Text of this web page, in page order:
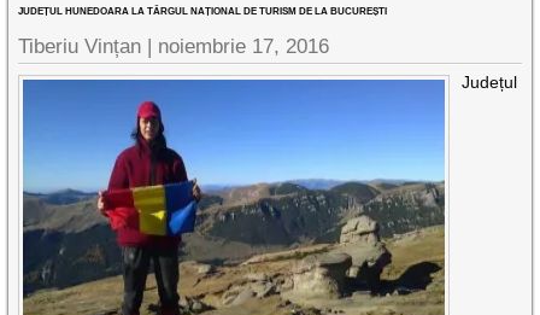
JUDEȚUL HUNEDOARA LA TÂRGUL NAȚIONAL DE TURISM DE LA BUCUREȘTI
Tiberiu Vințan | noiembrie 17, 2016
Județul